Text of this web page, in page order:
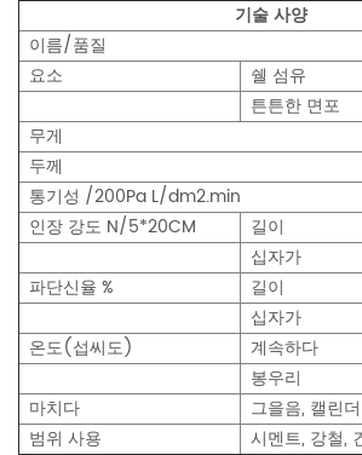
기술 사양
이름/품질
요소
쉘 섬유
튼튼한 면포
무게
두께
통기성 /200Pa L/dm2.min
인장 강도 N/5*20CM
길이
십자가
파단신율 %
길이
십자가
온도(섭씨도)
계속하다
봉우리
마치다
그을음, 캘린
범위 사용
시멘트, 강철,